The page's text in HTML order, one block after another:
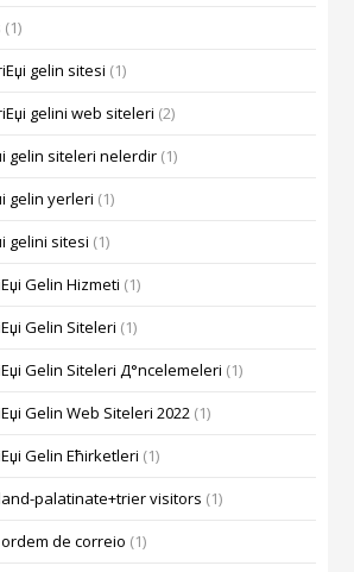
(1)
gelin sitesi (1)
gelini web siteleri (2)
gelin siteleri nelerdir (1)
gelin yerleri (1)
gelini sitesi (1)
Gelin Hizmeti (1)
Gelin Siteleri (1)
Gelin Siteleri Д°ncelemeleri (1)
Gelin Web Siteleri 2022 (1)
Gelin Ећirketleri (1)
palatinate+trier visitors (1)
de correio (1)